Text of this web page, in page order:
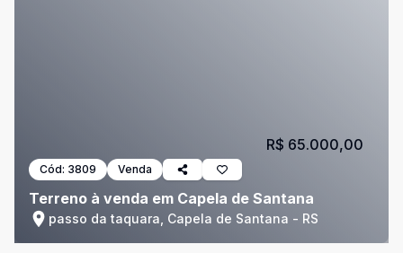
Cód: 3809 Venda
Terreno à venda em Capela de Santana
passo da taquara, Capela de Santana - RS
R$ 65.000,00